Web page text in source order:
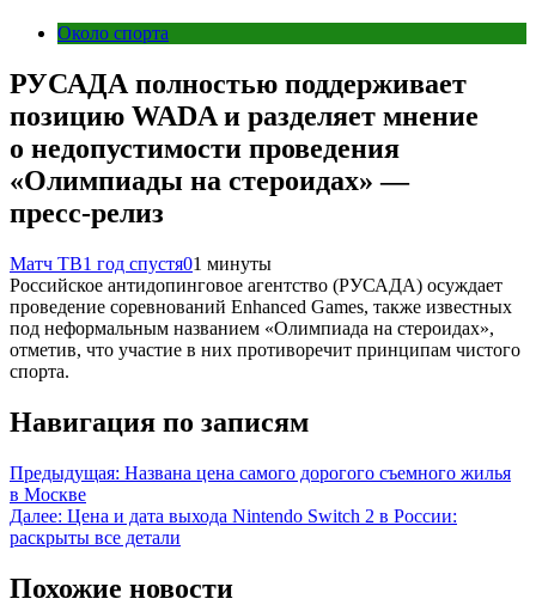
Около спорта
РУСАДА полностью поддерживает
позицию WADA и разделяет мнение
о недопустимости проведения
«Олимпиады на стероидах» —
пресс‑релиз
Матч ТВ1 год спустя01 минуты
Российское антидопинговое агентство (РУСАДА) осуждает
проведение соревнований Enhanced Games, также известных
под неформальным названием «Олимпиада на стероидах»,
отметив, что участие в них противоречит принципам чистого
спорта.
Навигация по записям
Предыдущая: Названа цена самого дорогого съемного жилья
в Москве
Далее: Цена и дата выхода Nintendo Switch 2 в России:
раскрыты все детали
Похожие новости